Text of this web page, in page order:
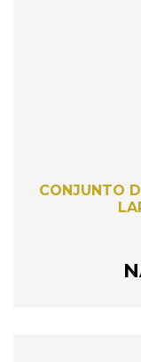
CONJUNTO